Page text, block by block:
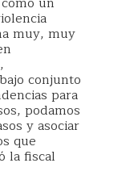
muy, muy
conjunto
para
podamos
y asociar
que
la fiscal